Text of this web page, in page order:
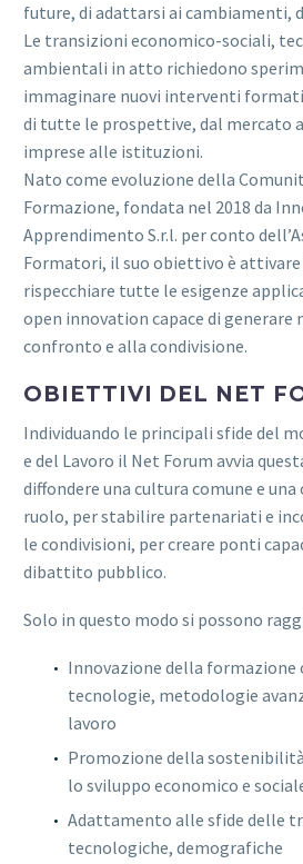
future, di adattarsi ai cambiamenti,
Le transizioni economico-sociali,
ambientali in atto richiedono
immaginare nuovi interventi
di tutte le prospettive, dal mercato
imprese alle istituzioni.
Nato come evoluzione della
Formazione, fondata nel 2018 da
Apprendimento S.r.l. per conto
Formatori, il suo obiettivo è attivare
rispecchiare tutte le esigenze
open innovation capace di generare
confronto e alla condivisione.
OBIETTIVI DEL NET
Individuando le principali sfide del
e del Lavoro il Net Forum avvia
diffondere una cultura comune e una
ruolo, per stabilire partenariati e
le condivisioni, per creare ponti
dibattito pubblico.
Solo in questo modo si possono
Innovazione della
tecnologie, metodologie
lavoro
Promozione della
lo sviluppo economico e
Adattamento alle sfide delle
tecnologiche, demografiche